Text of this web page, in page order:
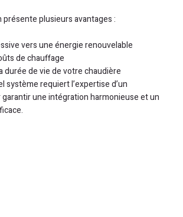
plusieurs avantages :
vers une énergie renouvelable
de chauffage
durée de vie de votre chaudière
système requiert l’expertise d’un
une intégration harmonieuse et un